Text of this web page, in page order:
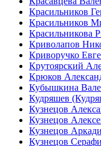
Красильников
Красильников
Красильникова
Криволапов
Криворучко
Крутоярский
Крюков
Кубышкина
Кудряшев
Кузнецов
Кузнецов
Кузнецов
Кузнецов